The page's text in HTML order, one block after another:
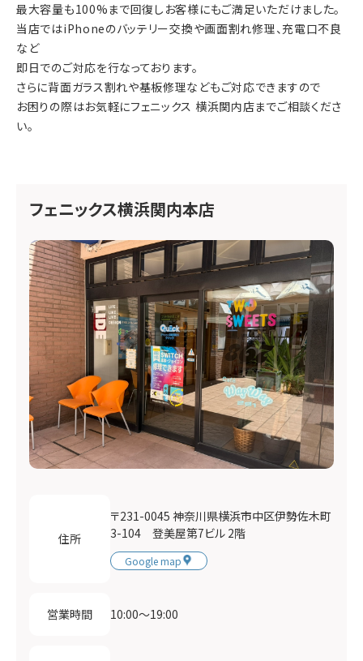
最大容量も100%まで回復しお客様にもご満足いただけました。
当店ではiPhoneのバッテリー交換や画面割れ修理、充電口不良
など
即日でのご対応を行なっております。
さらに背面ガラス割れや基板修理などもご対応できますので
お困りの際はお気軽にフェニックス 横浜関内店までご相談くださ
い。
フェニックス横浜関内本店
住所
〒231-0045 神奈川県横浜市中区伊勢佐木町
3-104 登美屋第7ビル 2階
Google map
営業時間 10:00〜19:00